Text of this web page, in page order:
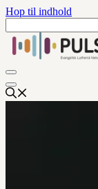
Hop til indhold